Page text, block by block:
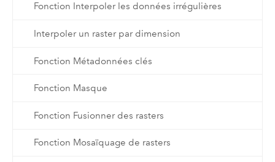
Fonction Interpoler les données irrégulières
Interpoler un raster par dimension
Fonction Métadonnées clés
Fonction Masque
Fonction Fusionner des rasters
Fonction Mosaïquage de rasters